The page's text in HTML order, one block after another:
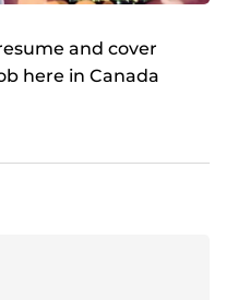
and cover
here in Canada